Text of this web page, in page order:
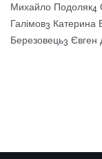
Михайло Подоляк4
Галімов3 Катерина
Березовець3 Євген